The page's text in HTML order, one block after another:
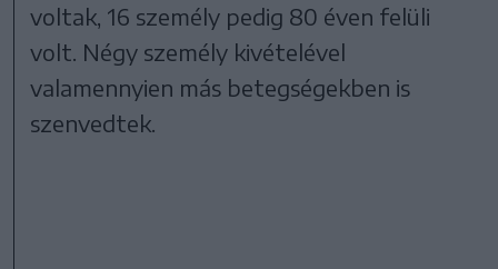
voltak, 16 személy pedig 80 éven felüli
volt. Négy személy kivételével
valamennyien más betegségekben is
szenvedtek.